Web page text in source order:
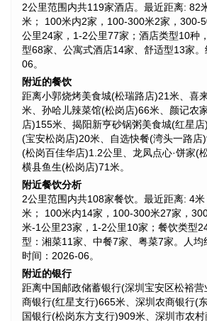
2公里范围内共119家酒店。最近距离: 82
米； 100米内2家，100-300米2家，300-
公里24家，1-2公里77家；酒店类型10种
型68家、公寓式酒店14家、舒适型13家
06。
附近的餐饮
距离小郭烧烤美食城(松瑞路店)21米、喜
米、孙哈儿辣菜馆(松岗店)66米、颜记农
店)155米、揭阳新亨砂锅粥美食城(红星
(宝安松岗店)20米、自选快餐(湾头一路店
(松岗百佳华店)1.2公里、龙凤点心·饼家(
横县鱼生(松岗店)71米。
附近餐饮分析
2公里范围内共108家餐饮。最近距离: 4
米； 100米内14家，100-300米27家，
米-1公里23家，1-2公里10家；餐饮类型
型：湘菜11家、中餐7家、粤菜7家。人
时间：2026-06。
附近的银行
距离中国邮政储蓄银行(深圳宝安区松裕
商银行(红星支行)665米、深圳农商银行(
国银行(松岗东方支行)909米、深圳市农